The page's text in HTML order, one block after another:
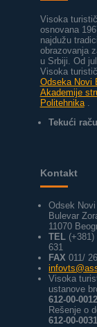
Visoka
osnovana
najdužu
obrazovanja
u Srbiji. Od
Visoka
Odseka Novi
Akademije
Politehnika
Tekući
Kontakt
Odsek
Bulevar
11070
TEL
631
FAX 011/
Visoka
ustanove
612-00-
Rešenje o
612-00-